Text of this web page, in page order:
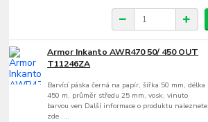
Armor Inkanto AWR470 50/ 450 OUT
T11246ZA
Barvící páska černá na papír, šířka 50 mm, délka
450 m, průměr středu 25 mm, vosk, vinuto
barvou ven Další informace o produktu naleznete
zde ....